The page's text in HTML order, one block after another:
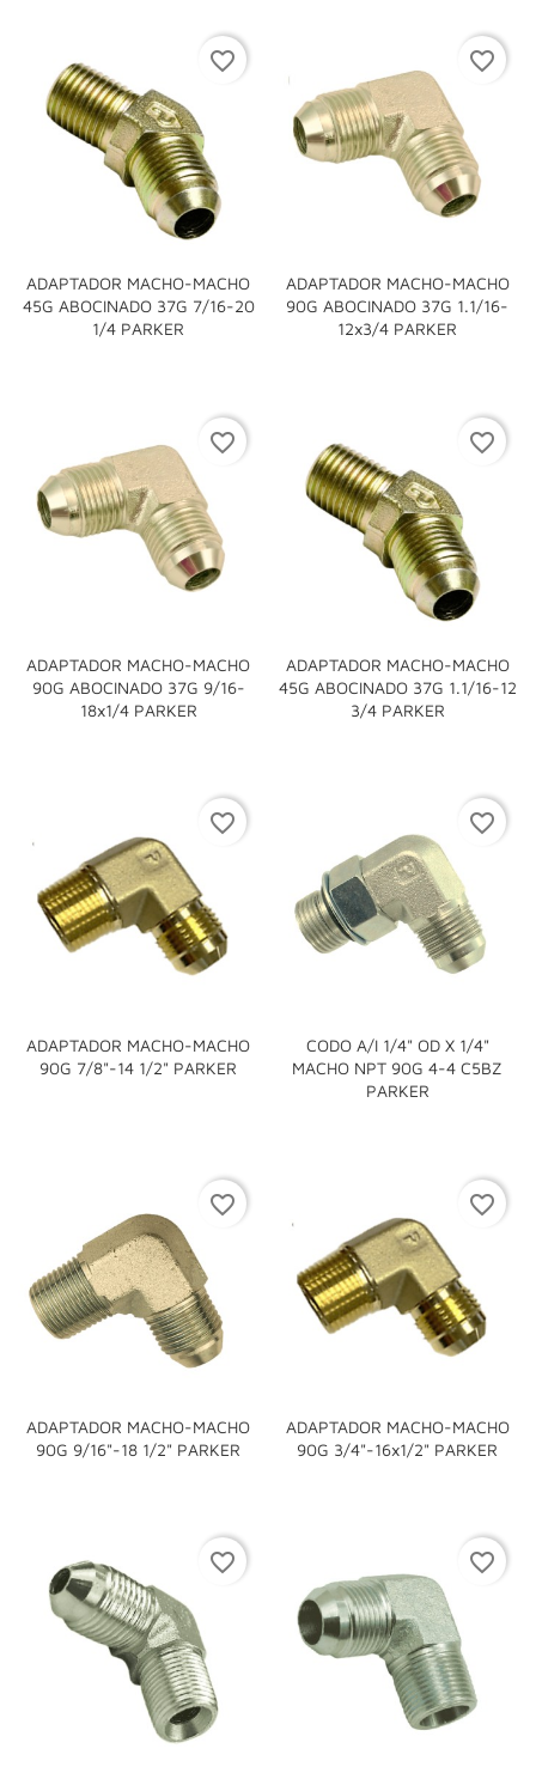
ADAPTADOR MACHO-MACHO
45G ABOCINADO 37G 7/16-20
1/4 PARKER
favorite_border
ADAPTADOR MACHO-MACHO
90G ABOCINADO 37G 1.1/16-
12x3/4 PARKER
favorite_border
ADAPTADOR MACHO-MACHO
90G ABOCINADO 37G 9/16-
18x1/4 PARKER
favorite_border
ADAPTADOR MACHO-MACHO
45G ABOCINADO 37G 1.1/16-12
3/4 PARKER
favorite_border
ADAPTADOR MACHO-MACHO
90G 7/8"-14 1/2" PARKER
favorite_border
CODO A/I 1/4" OD X 1/4"
MACHO NPT 90G 4-4 C5BZ
PARKER
favorite_border
ADAPTADOR MACHO-MACHO
90G 9/16"-18 1/2" PARKER
favorite_border
ADAPTADOR MACHO-MACHO
90G 3/4"-16x1/2" PARKER
favorite_border
favorite_border favorite_border